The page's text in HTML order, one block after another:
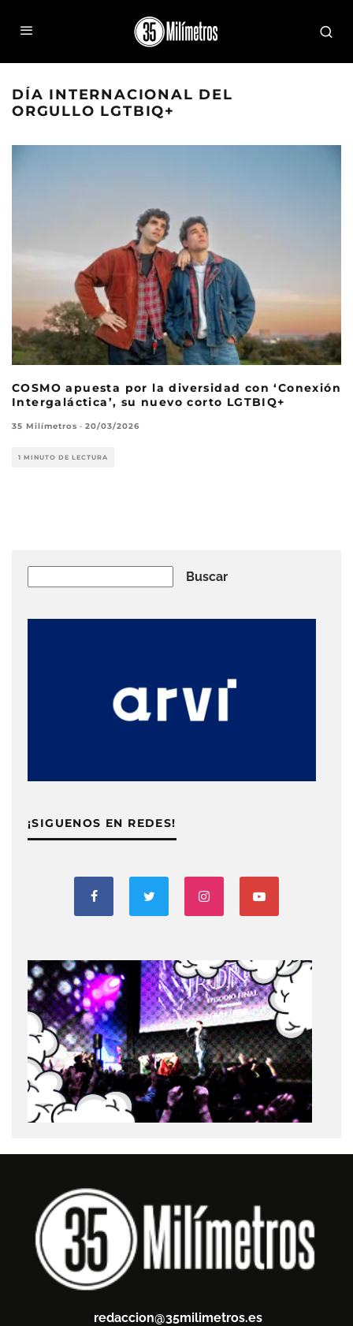
DÍA INTERNACIONAL DEL
ORGULLO LGTBIQ+
COSMO apuesta por la diversidad con ‘Conexión
Intergaláctica’, su nuevo corto LGTBIQ+
35 Milímetros · 20/03/2026
1 MINUTO DE LECTURA
Buscar
¡SIGUENOS EN REDES!
redaccion@35milimetros.es